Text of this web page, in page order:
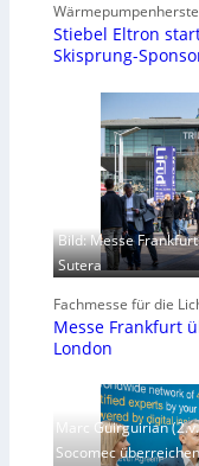
Stiebel Eltron
Skisprung-
Bild: Messe
Sutera
Fachmesse für die
Messe Frankfurt
London
Marc Guirguirian
Socomec